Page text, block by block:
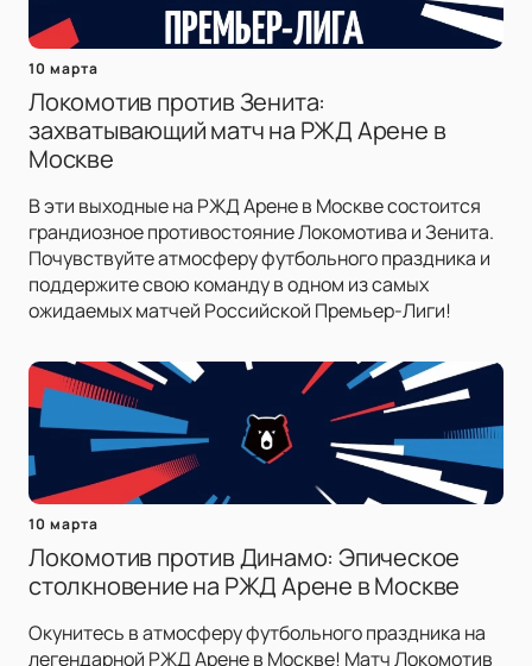
10 марта
Локомотив против Зенита:
захватывающий матч на РЖД Арене в
Москве
В эти выходные на РЖД Арене в Москве состоится
грандиозное противостояние Локомотива и Зенита.
Почувствуйте атмосферу футбольного праздника и
поддержите свою команду в одном из самых
ожидаемых матчей Российской Премьер-Лиги!
10 марта
Локомотив против Динамо: Эпическое
столкновение на РЖД Арене в Москве
Окунитесь в атмосферу футбольного праздника на
легендарной РЖД Арене в Москве! Матч Локомотив